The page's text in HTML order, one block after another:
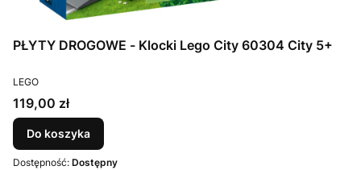
PŁYTY DROGOWE - Klocki Lego City 60304 City 5+
PRODUCENT
LEGO
Cena
119,00 zł
Do koszyka
Dostępność: Dostępny